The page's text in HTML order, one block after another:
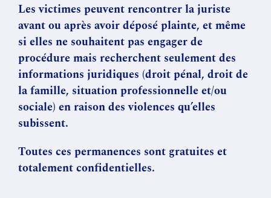
Les victimes peuvent rencontrer la juriste
avant ou après avoir déposé plainte, et même
si elles ne souhaitent pas engager de
procédure mais recherchent seulement des
informations juridiques (droit pénal, droit de
la famille, situation professionnelle et/ou
sociale) en raison des violences qu’elles
subissent.
Toutes ces permanences sont gratuites et
totalement confidentielles.